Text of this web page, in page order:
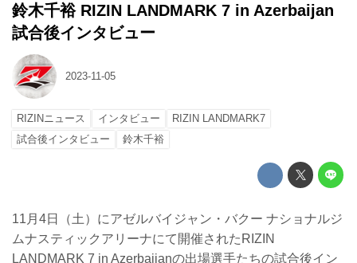
鈴木千裕 RIZIN LANDMARK 7 in Azerbaijan
試合後インタビュー
2023-11-05
RIZINニュース インタビュー
RIZIN LANDMARK7
試合後インタビュー
鈴木千裕
11月4日（土）にアゼルバイジャン・バクー ナショナルジ
ムナスティックアリーナにて開催されたRIZIN
LANDMARK 7 in Azerbaijanの出場選手たちの試合後イン